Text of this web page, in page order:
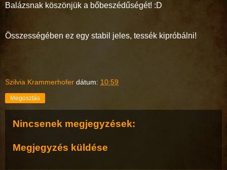
Balázsnak köszönjük a bőbeszédűségét! :D
Összességében ez egy stabil jeles, tessék kipróbálni!
Szilvia Krammerhofer dátum: 10:59
Megosztás
Nincsenek megjegyzések:
Megjegyzés küldése